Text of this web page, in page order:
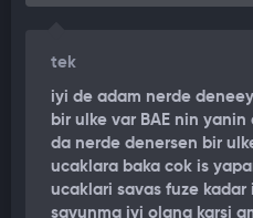
Adalar 1971'e kadar İngiliz işgali
çekilmesinin hemen ardından
İran'ı "işgalci" olarak niteliyor.
yaptı] İran balistik füze
BAE İLE İHTİLAFLI ADALARDA
tek
iyi de adam nerde
bir ulke var BAE nin
da nerde denersen bir
ucaklara baka cok is
ucaklari savas fuze kadar
savunma iyi olana karsi